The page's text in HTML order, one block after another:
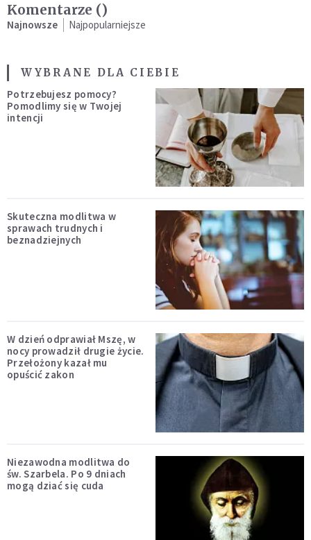
Komentarze ()
Najnowsze Najpopularniejsze
WYBRANE DLA CIEBIE
Potrzebujesz pomocy?
Pomodlimy się w Twojej
intencji
Skuteczna modlitwa w
sprawach trudnych i
beznadziejnych
W dzień odprawiał Mszę, w
nocy prowadził drugie życie.
Przełożony kazał mu
opuścić zakon
Niezawodna modlitwa do
św. Szarbela. Po 9 dniach
mogą dziać się cuda